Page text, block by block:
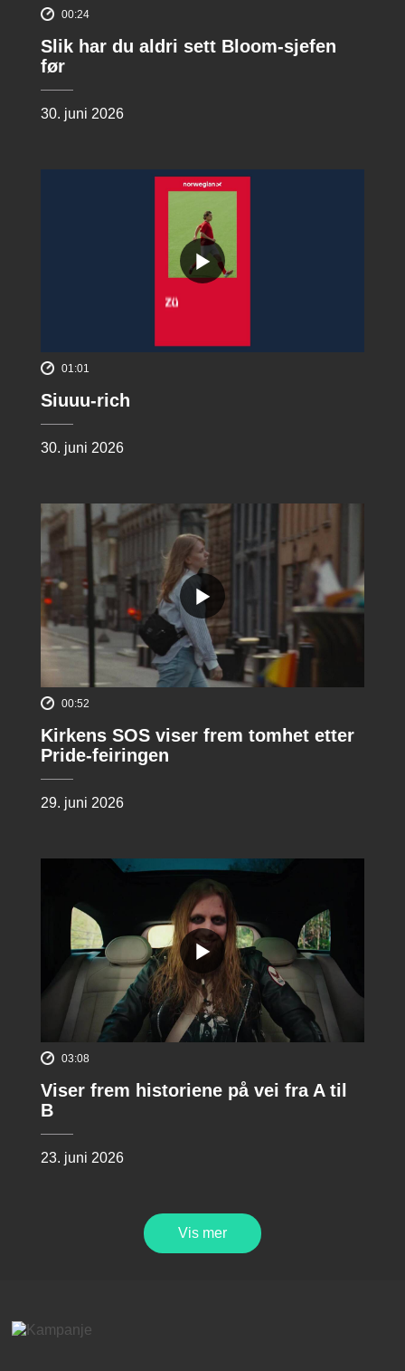
00:24
Slik har du aldri sett Bloom-sjefen
før
30. juni 2026
01:01
Siuuu-rich
30. juni 2026
00:52
Kirkens SOS viser frem tomhet etter
Pride-feiringen
29. juni 2026
03:08
Viser frem historiene på vei fra A til
B
23. juni 2026
Vis mer